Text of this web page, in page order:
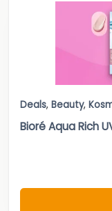
Deals, Beauty,
Bioré Aqua Rich